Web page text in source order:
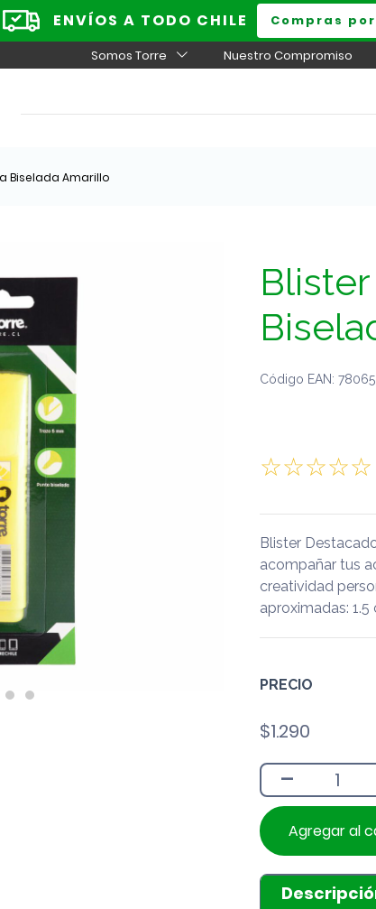
ENVÍOS A TODO CHILE Compras
Somos Torre Nuestro Compromiso
Biselada Amarillo
Código EAN:
Blister
acompañar tus
creatividad
aproximadas:
PRECIO
$1.290
-
Agregar al